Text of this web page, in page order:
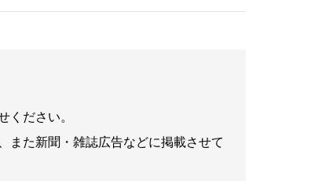
ください。
また新聞・雑誌広告などに掲載させて